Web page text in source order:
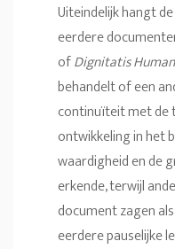
Uiteindelijk hangt
eerdere
ofDignitatis
behandelt of een
continuïteit met de
ontwikkeling in het
waardigheid en de
erkende, terwijl
document zagen
eerdere pauselijke